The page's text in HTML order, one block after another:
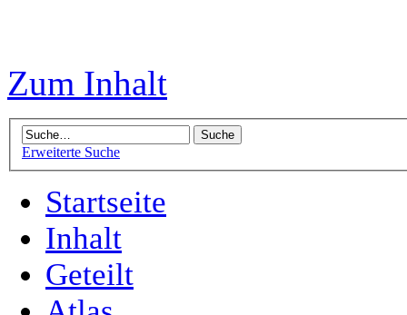
Zum Inhalt
Erweiterte Suche
Startseite
Inhalt
Geteilt